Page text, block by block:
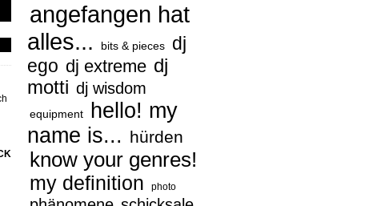
angefangen hat
alles...
bits & pieces
dj
ego dj extreme dj
motti dj wisdom
equipment
hello! my
name is... hürden
know your genres!
my definition
photo